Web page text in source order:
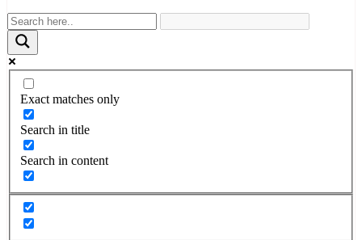
Exact matches only
Search in title
Search in content